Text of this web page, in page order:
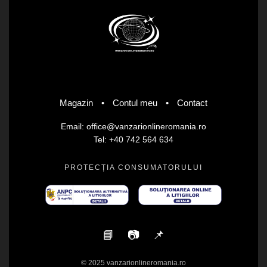
Magazin • Contul meu • Contact
Email: office@vanzarionlineromania.ro
Tel: +40 742 564 634
PROTECȚIA CONSUMATORULUI
📘 📷 📌
© 2025 vanzarionlineromania.ro